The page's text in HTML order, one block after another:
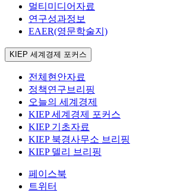
멀티미디어자료
연구성과정보
EAER(영문학술지)
KIEP 세계경제 포커스
전체현안자료
정책연구브리핑
오늘의 세계경제
KIEP 세계경제 포커스
KIEP 기초자료
KIEP 북경사무소 브리핑
KIEP 델리 브리핑
페이스북
트위터